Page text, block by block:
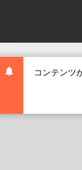
コンテンツ